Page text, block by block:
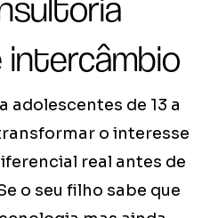
adolescentes de 13 a
o interesse
real antes de
o seu filho sabe que